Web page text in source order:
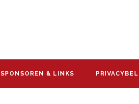
SPONSOREN & LINKS